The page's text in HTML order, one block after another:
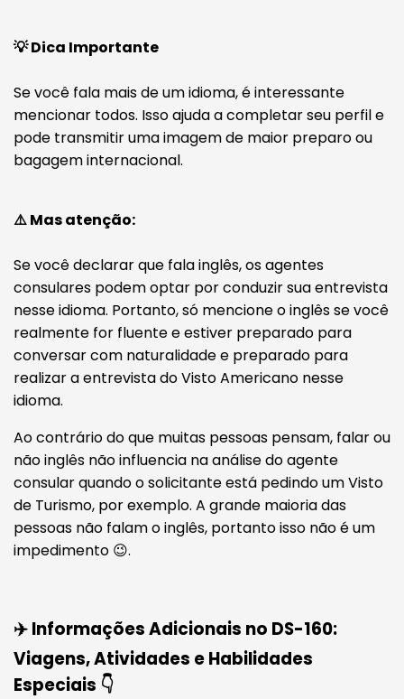
💡 Dica Importante
Se você fala mais de um idioma, é interessante
mencionar todos. Isso ajuda a completar seu perfil e
pode transmitir uma imagem de maior preparo ou
bagagem internacional.
⚠️ Mas atenção:
Se você declarar que fala inglês, os agentes
consulares podem optar por conduzir sua entrevista
nesse idioma. Portanto, só mencione o inglês se você
realmente for fluente e estiver preparado para
conversar com naturalidade e preparado para
realizar a entrevista do Visto Americano nesse
idioma.
Ao contrário do que muitas pessoas pensam, falar ou
não inglês não influencia na análise do agente
consular quando o solicitante está pedindo um Visto
de Turismo, por exemplo. A grande maioria das
pessoas não falam o inglês, portanto isso não é um
impedimento 😉.
✈️ Informações Adicionais no DS-160:
Viagens, Atividades e Habilidades
Especiais 👇